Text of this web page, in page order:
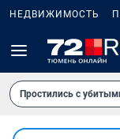
НЕДВИЖИМОСТЬ
Простились с